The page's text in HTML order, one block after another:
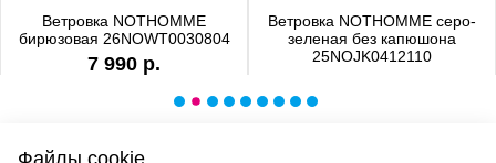
Ветровка NOTHOMME
бирюзовая 26NOWT0030804
7 990 р.
Ветровка NOTHOMME серо-
зеленая без капюшона
25NOJK0412110
Файлы cookie